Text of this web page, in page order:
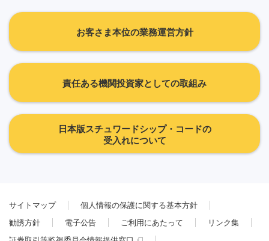
お客さま本位の業務運営方針
責任ある機関投資家としての取組み
日本版スチュワードシップ・コードの
受入れについて
サイトマップ
個人情報の保護に関する基本方針
勧誘方針
電子公告 ご利用にあたって
リンク集